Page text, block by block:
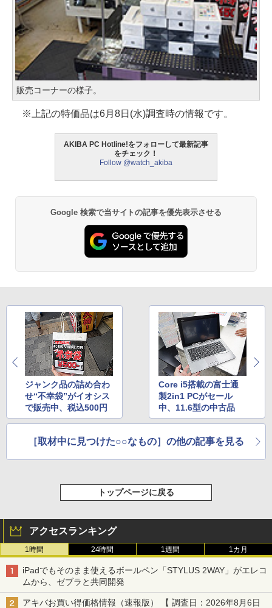
販売コーナーの様子。
※上記の特価品は6月8日(水)調査時の情報です。
AKIBA PC Hotline!をフォローして最新記事
をチェック！
Follow @watch_akiba
Google 検索で当サイトの記事を優先表示させる
ジャンク品の詰め合わ
せ“不幸袋”がイオシス
で販売中、税込500円
Core i5搭載の富士通
製2in1 PCがセール
中、11.6型の中古品
［取材中に見つけた○○なもの］の他の記事を見る
トップページに戻る
アクセスランキング
1時間 24時間 1週間 1カ月
iPadでもそのまま使えるボールペン「STYLUS 2WAY」がエレコ
ムから、ゼブラと共同開発
アキバお買い得価格情報（速報版） 【 調査日：2026年8月6日